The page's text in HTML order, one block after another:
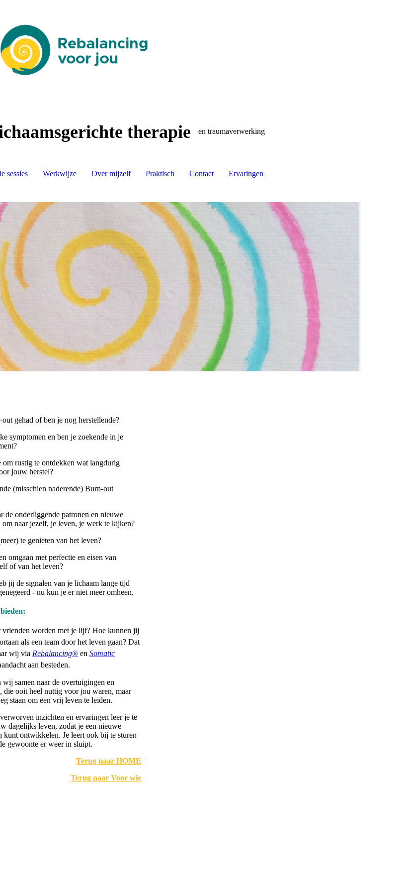
therapie en traumaverwerking
sessies Werkwijze Over mijzelf Praktisch Contact Ervaringen
gehad of ben je nog herstellende?
symptomen en ben je zoekende in je
om rustig te ontdekken wat langdurig
jouw herstel?
(misschien naderende) Burn-out
de onderliggende patronen en nieuwe
om naar jezelf, je leven, je werk te kijken?
te genieten van het leven?
omgaan met perfectie en eisen van
of van het leven?
jij de signalen van je lichaam lange tijd
- nu kun je er niet meer omheen.
vrienden worden met je lijf? Hoe kunnen jij
als een team door het leven gaan? Dat
wij via Rebalancing® en Somatic
aan besteden.
wij samen naar de overtuigingen en
die ooit heel nuttig voor jou waren, maar
staan om een vrij leven te leiden.
inzichten en ervaringen leer je te
dagelijks leven, zodat je een nieuwe
kunt ontwikkelen. Je leert ook bij te sturen
gewoonte er weer in sluipt.
Terug naar HOME
Terug naar Voor wie